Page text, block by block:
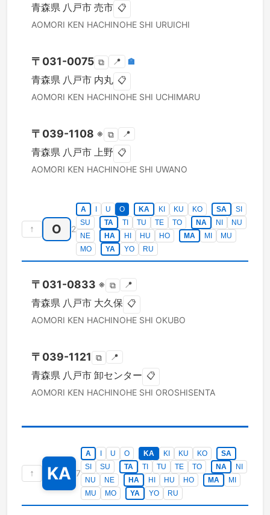
青森県 八戸市 売市 📋
AOMORI KEN HACHINOHE SHI URUICHI
〒 031-0075 ⧉ 📍 🏣
青森県 八戸市 内丸 📋
AOMORI KEN HACHINOHE SHI UCHIMARU
〒 039-1108 ※ ⧉ 📍
青森県 八戸市 上野 📋
AOMORI KEN HACHINOHE SHI UWANO
↑ O 2
A U O KA KI KU KO SA
SI
SU
TA TI TU TE TO NA NI
NU
NE
HA HI HU HO MA MI
MU
MO
YA YO RU
〒 031-0833 ※ ⧉ 📍
青森県 八戸市 大久保 📋
AOMORI KEN HACHINOHE SHI OKUBO
〒 039-1121 ⧉ 📍
青森県 八戸市 卸センター 📋
AOMORI KEN HACHINOHE SHI OROSHISENTA
↑ KA 7
A U O KA KI KU KO
SA
SI
SU TA TI TU TE TO NA
NI
NU
NE HA HI HU HO MA
MI
MU
MO YA YO RU